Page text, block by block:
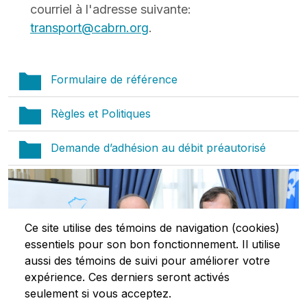
courriel à l'adresse suivante:
transport@cabrn.org.
Formulaire de référence
Règles et Politiques
Demande d’adhésion au débit préautorisé
Ce site utilise des témoins de navigation (cookies)
essentiels pour son bon fonctionnement. Il utilise
aussi des témoins de suivi pour améliorer votre
expérience. Ces derniers seront activés
seulement si vous acceptez.